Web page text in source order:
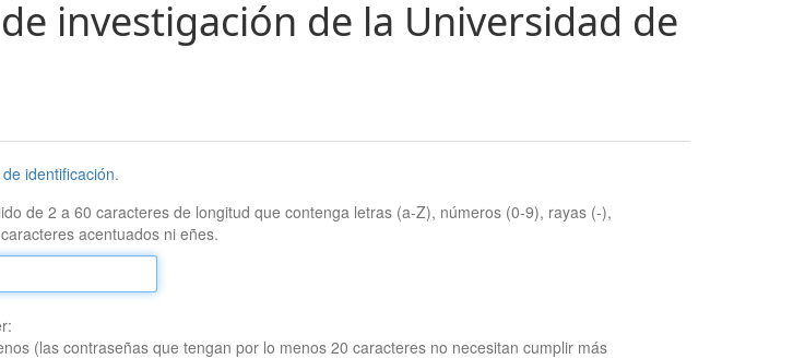
investigación de la Universidad de
identificación.
de 2 a 60 caracteres de longitud que contenga letras (a-Z), números (0-9), rayas (-),
acentuados ni eñes.
(las contraseñas que tengan por lo menos 20 caracteres no necesitan cumplir más